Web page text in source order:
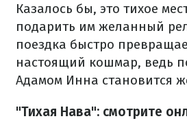
Казалось бы, это тихое
подарить им желанный
поездка быстро
настоящий кошмар, ведь
Адамом Инна становится
"Тихая Нава": смотрите